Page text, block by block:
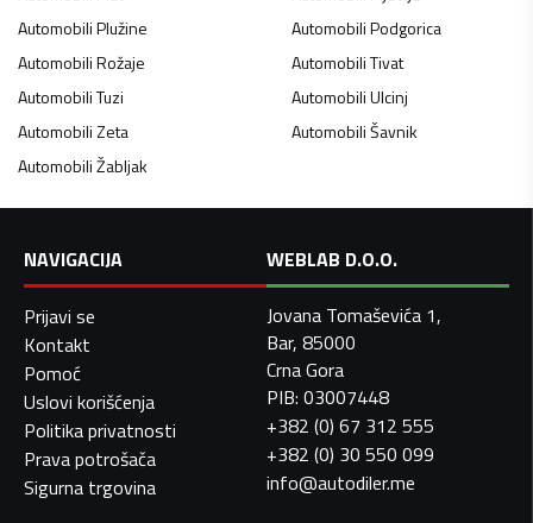
AutomobiliPlužine AutomobiliPodgorica
AutomobiliRožaje AutomobiliTivat
AutomobiliTuzi AutomobiliUlcinj
AutomobiliZeta AutomobiliŠavnik
AutomobiliŽabljak
NAVIGACIJA
Prijavi se
Kontakt
Pomoć
Uslovi korišćenja
Politika privatnosti
Prava potrošača
Sigurna trgovina
WEBLAB D.O.O.
Jovana Tomaševića 1,
Bar, 85000
Crna Gora
PIB: 03007448
+382 (0) 67 312 555
+382 (0) 30 550 099
info@autodiler.me